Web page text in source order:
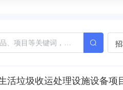
活垃圾收运处理设施设备项